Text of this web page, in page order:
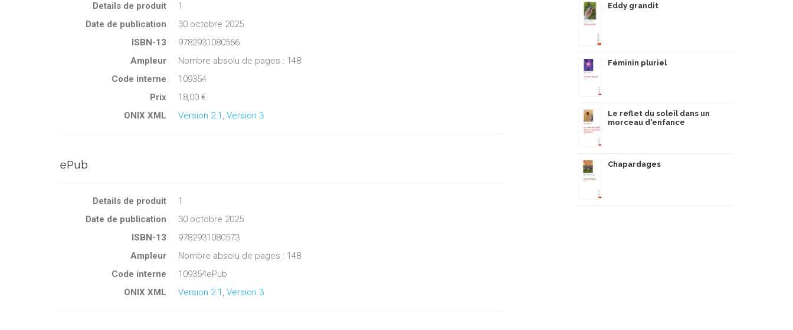
Details de produit
1
Date de publication
30 octobre 2025
ISBN-13
9782931080566
Ampleur
Nombre absolu de pages : 148
Code interne
109354
Prix
18,00 €
ONIX XML
Version 2.1 , Version 3
ePub
Details de produit
1
Date de publication
30 octobre 2025
ISBN-13
9782931080573
Ampleur
Nombre absolu de pages : 148
Code interne
109354ePub
ONIX XML
Version 2.1 , Version 3
Eddy grandit
Féminin pluriel
Le reflet du soleil dans un
morceau d'enfance
Chapardages